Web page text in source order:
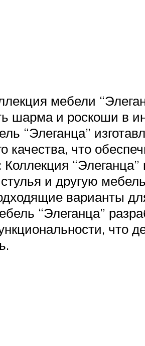
мебели
шарма и роскоши в
“Элеганца”
качества, что
и другую
варианты
“Элеганца”
что